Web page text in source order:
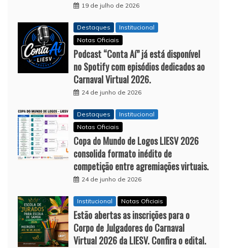
19 de julho de 2026
Destaques
Institucional
Notas Oficiais
Podcast “Conta Aí” já está disponível
no Spotify com episódios dedicados ao
Carnaval Virtual 2026.
24 de junho de 2026
Destaques
Institucional
Notas Oficiais
Copa do Mundo de Logos LIESV 2026
consolida formato inédito de
competição entre agremiações virtuais.
24 de junho de 2026
Institucional Notas Oficiais
Estão abertas as inscrições para o
Corpo de Julgadores do Carnaval
Virtual 2026 da LIESV. Confira o edital.